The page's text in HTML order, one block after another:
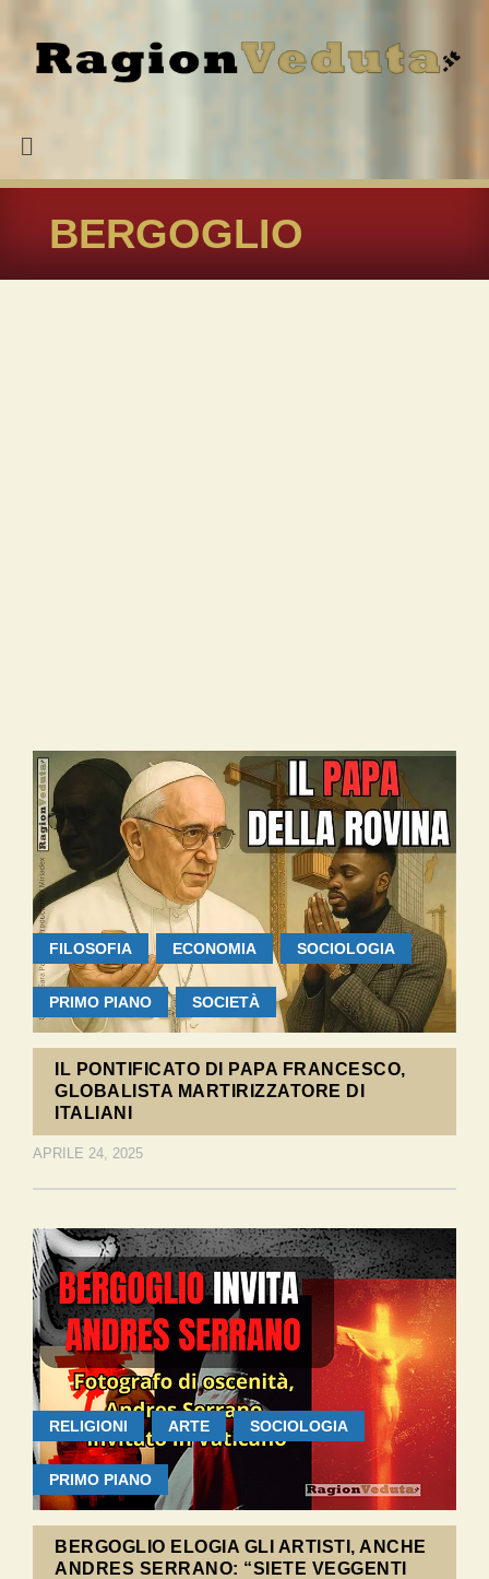
BERGOGLIO
FILOSOFIA ECONOMIA SOCIOLOGIA
PRIMO PIANO SOCIETÀ
IL PONTIFICATO DI PAPA FRANCESCO,
GLOBALISTA MARTIRIZZATORE DI
ITALIANI
APRILE 24, 2025
RELIGIONI ARTE SOCIOLOGIA
PRIMO PIANO
BERGOGLIO ELOGIA GLI ARTISTI, ANCHE
ANDRES SERRANO: “SIETE VEGGENTI